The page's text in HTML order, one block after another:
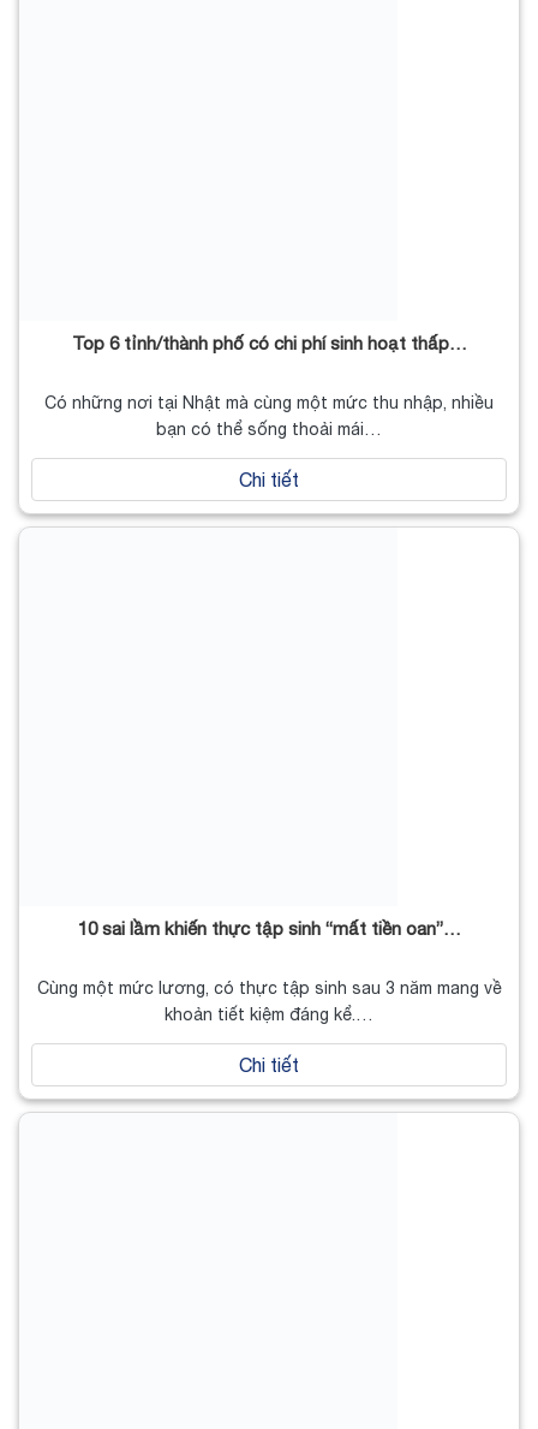
Top 6 tỉnh/thành phố có chi phí sinh hoạt thấp…
Có những nơi tại Nhật mà cùng một mức thu nhập, nhiều
bạn có thể sống thoải mái…
Chi tiết
10 sai lầm khiến thực tập sinh “mất tiền oan”…
Cùng một mức lương, có thực tập sinh sau 3 năm mang về
khoản tiết kiệm đáng kể.…
Chi tiết